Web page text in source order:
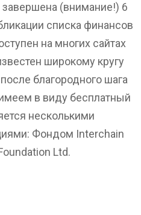
завершена (внимание!) 6
списка финансов
на многих сайтах
широкому кругу
благородного шага
в виду бесплатный
несколькими
Фондом Interchain
Ltd.